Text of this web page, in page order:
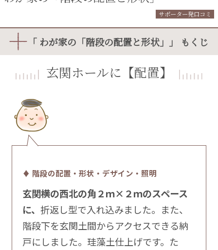
サポーター発口コミ
「 わが家の「階段の配置と形状」」 もくじ
玄関ホールに【配置】
♦ 階段の配置・形状・デザイン・照明
玄関横の西北の角２ｍ×２ｍのスペース
に、 折返し型で入れ込みました。また、
階段下を玄関土間からアクセスできる納
戸にしました。珪藻土仕上げです。た